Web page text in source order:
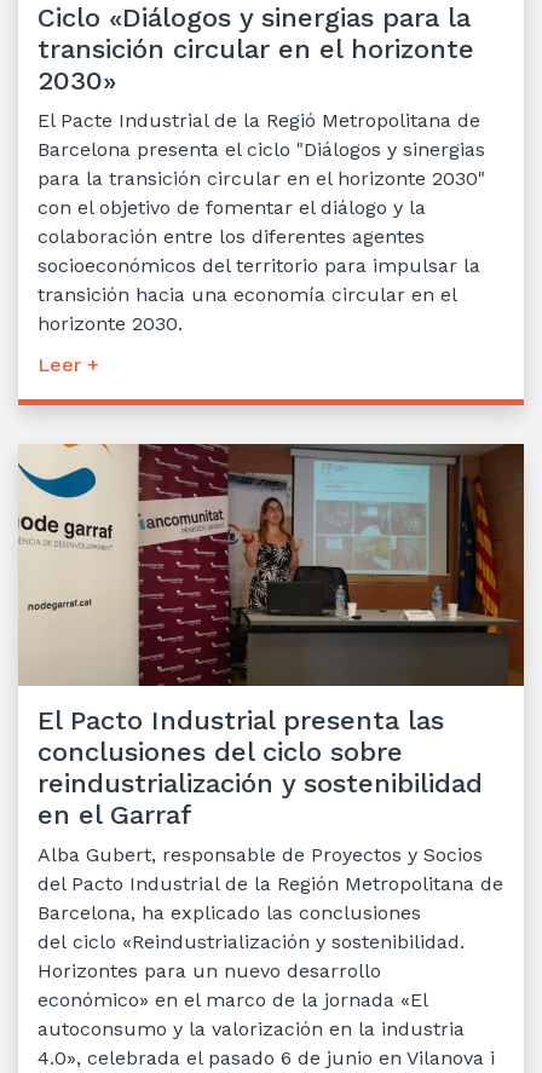
Ciclo «Diálogos y sinergias para la
transición circular en el horizonte
2030»
El Pacte Industrial de la Regió Metropolitana de
Barcelona presenta el ciclo "Diálogos y sinergias
para la transición circular en el horizonte 2030"
con el objetivo de fomentar el diálogo y la
colaboración entre los diferentes agentes
socioeconómicos del territorio para impulsar la
transición hacia una economía circular en el
horizonte 2030.
Leer +
El Pacto Industrial presenta las
conclusiones del ciclo sobre
reindustrialización y sostenibilidad
en el Garraf
Alba Gubert, responsable de Proyectos y Socios
del Pacto Industrial de la Región Metropolitana de
Barcelona, ha explicado las conclusiones
del ciclo «Reindustrialización y sostenibilidad.
Horizontes para un nuevo desarrollo
económico» en el marco de la jornada «El
autoconsumo y la valorización en la industria
4.0», celebrada el pasado 6 de junio en Vilanova i